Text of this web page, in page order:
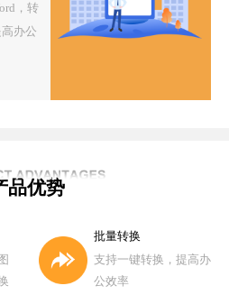
，转
办公
品优势
批量转换
支持一键转换，提高办
公效率